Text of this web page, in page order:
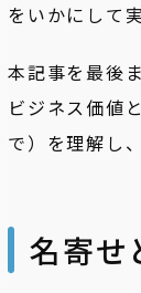
をいかにして
本記事を最後
ビジネス価値
で）を理解し
名寄せ